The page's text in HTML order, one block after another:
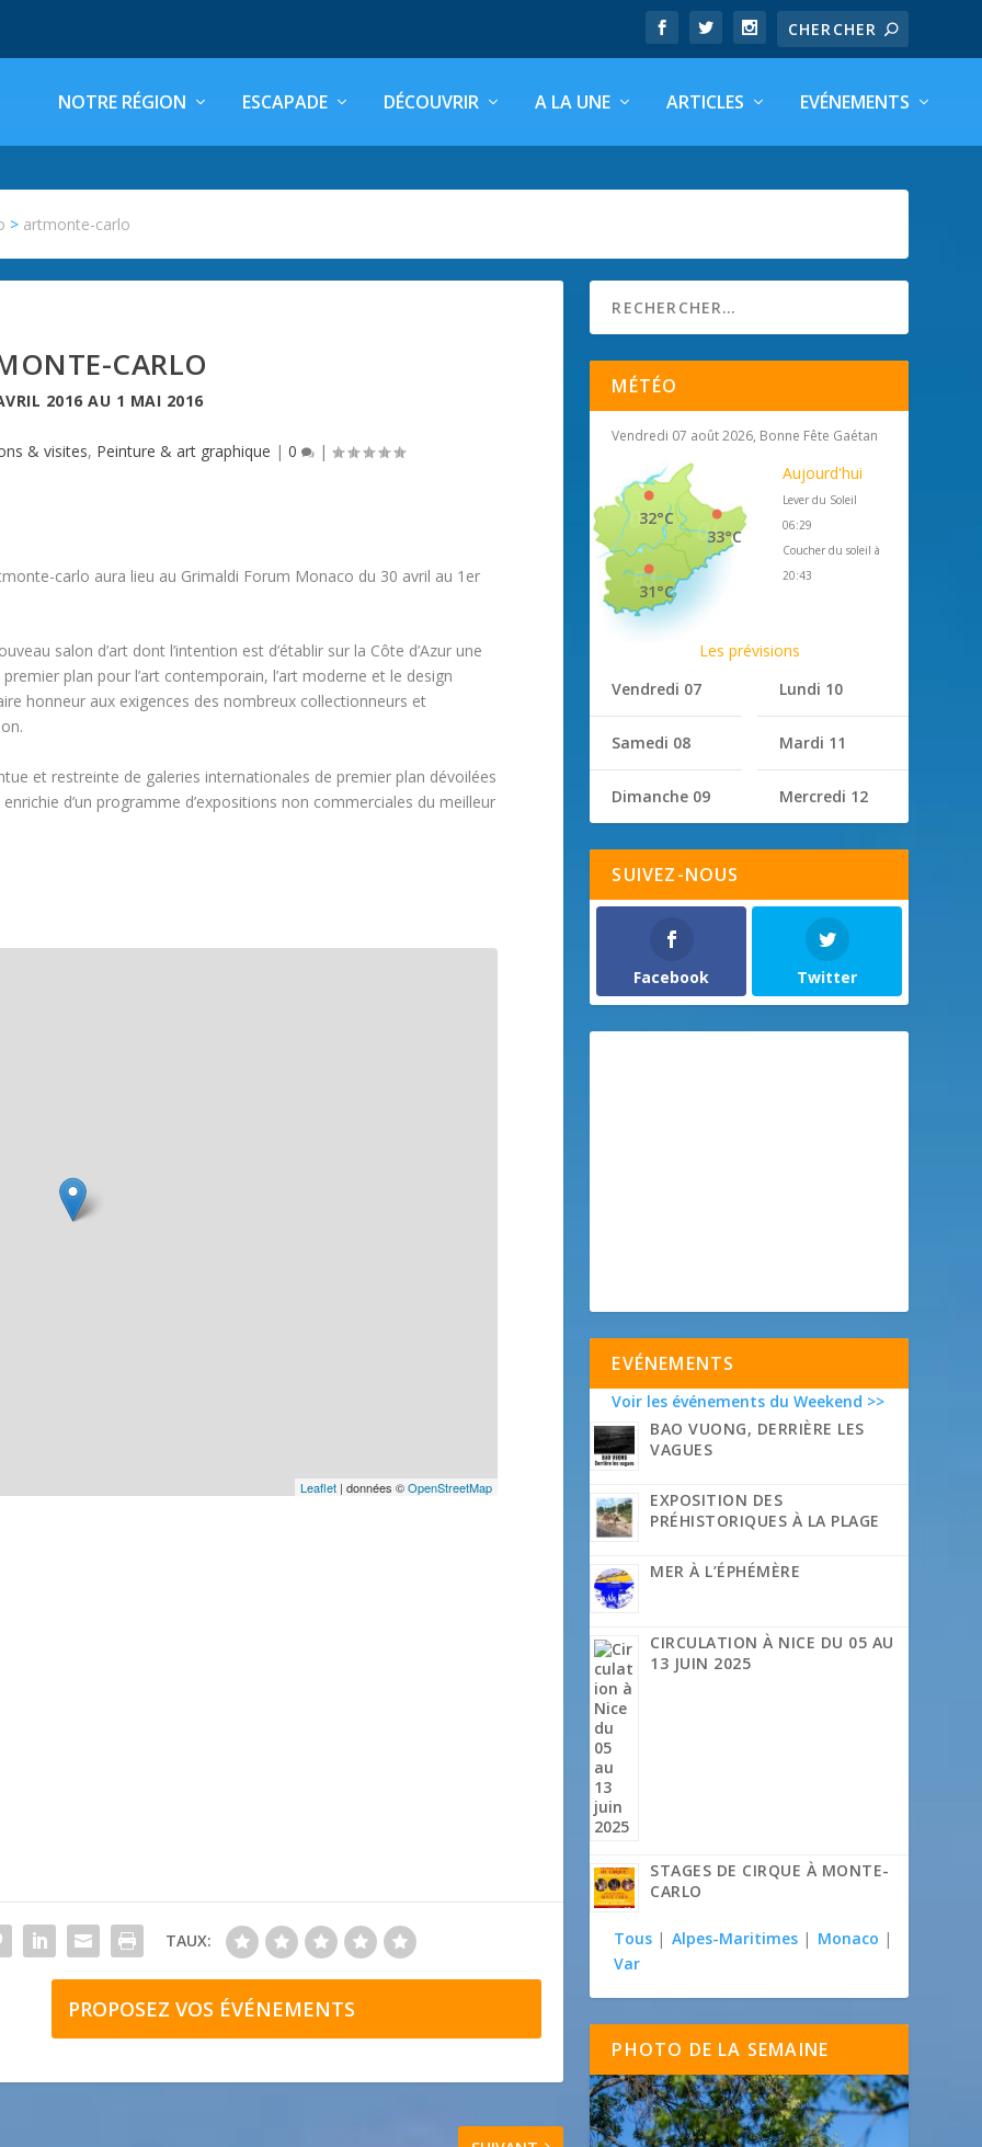
NOTRE RÉGION ESCAPADE DÉCOUVRIR A LA UNE ARTICLES EVÉNEMENTS
> artmonte-carlo
CARLO
2016 AU 1 MAI 2016
& visites, Peinture & art graphique |0 |
carlo aura lieu au Grimaldi Forum Monaco du 30 avril au 1er
salon d’art dont l’intention est d’établir sur la Côte d’Azur une
plan pour l’art contemporain, l’art moderne et le design
honneur aux exigences des nombreux collectionneurs et
et restreinte de galeries internationales de premier plan dévoilées
d’un programme d’expositions non commerciales du meilleur
Leaflet | données ©OpenStreetMap
TAUX:
PROPOSEZ VOS ÉVÉNEMENTS
MÉTÉO
Vendredi 07 août 2026, Bonne Fête Gaétan
33°C
32°C
31°C
Aujourd'hui
Lever du Soleil
06:29
Coucher du soleil à
20:43
Les prévisions
Vendredi 07
Samedi 08
Dimanche 09
Lundi 10
Mardi 11
Mercredi 12
SUIVEZ-NOUS
Facebook Twitter
EVÉNEMENTS
Voir les événements du Weekend >>
BAO VUONG, DERRIÈRE LES
VAGUES
EXPOSITION DES
PRÉHISTORIQUES À LA PLAGE
MER À L’ÉPHÉMÈRE
CIRCULATION À NICE DU 05 AU
13 JUIN 2025
STAGES DE CIRQUE À MONTE-
CARLO
Tous | Alpes-Maritimes | Monaco |
Var
PHOTO DE LA SEMAINE